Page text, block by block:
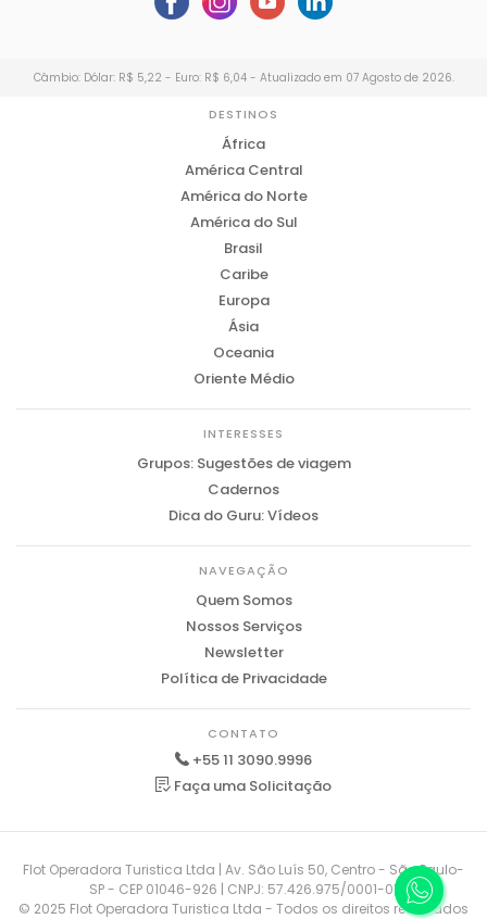
Câmbio: Dólar: R$ 5,22 - Euro: R$ 6,04 - Atualizado em 07 Agosto de 2026.
DESTINOS
África
América Central
América do Norte
América do Sul
Brasil
Caribe
Europa
Ásia
Oceania
Oriente Médio
INTERESSES
Grupos: Sugestões de viagem
Cadernos
Dica do Guru: Vídeos
NAVEGAÇÃO
Quem Somos
Nossos Serviços
Newsletter
Política de Privacidade
CONTATO
+55 11 3090.9996
Faça uma Solicitação
Flot Operadora Turistica Ltda | Av. São Luís 50, Centro - São Paulo-
SP - CEP 01046-926 | CNPJ: 57.426.975/0001-01
© 2025 Flot Operadora Turistica Ltda - Todos os direitos reservados